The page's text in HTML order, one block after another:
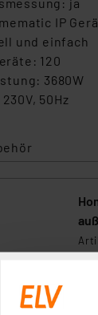
IP
und einfach
120
3680W
50Hz